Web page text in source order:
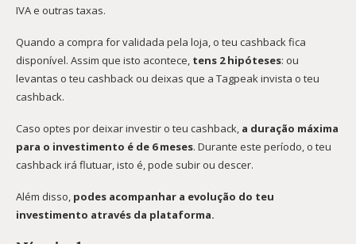
IVA e outras taxas.
Quando a compra for validada pela loja, o teu cashback fica
disponível. Assim que isto acontece, tens 2 hipóteses: ou
levantas o teu cashback ou deixas que a Tagpeak invista o teu
cashback.
Caso optes por deixar investir o teu cashback, a duração máxima
para o investimento é de 6 meses. Durante este período, o teu
cashback irá flutuar, isto é, pode subir ou descer.
Além disso, podes acompanhar a evolução do teu
investimento através da plataforma.